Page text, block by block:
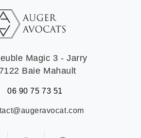
Magic 3 - Jarry
Baie Mahault
06 90 75 73 51